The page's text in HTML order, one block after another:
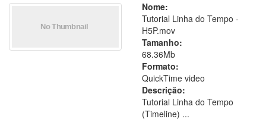
Nome:
Tutorial Linha do Tempo -
H5P.mov
Tamanho:
68.36Mb
Formato:
QuickTime video
Descrição:
Tutorial Linha do Tempo
(Timeline) ...